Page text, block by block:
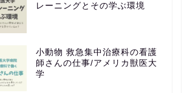
レーニングとその学ぶ環境
小動物 救急集中治療科の看護
師さんの仕事/アメリカ獣医大
学